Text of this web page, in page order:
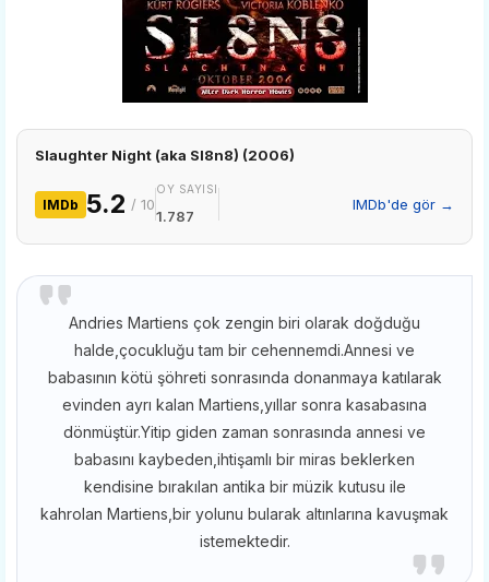
Slaughter Night (aka Sl8n8) (2006)
IMDb 5.2 / 10
OY SAYISI
1.787
IMDb'de gör →
Andries Martiens çok zengin biri olarak doğduğu
halde,çocukluğu tam bir cehennemdi.Annesi ve
babasının kötü şöhreti sonrasında donanmaya katılarak
evinden ayrı kalan Martiens,yıllar sonra kasabasına
dönmüştür.Yitip giden zaman sonrasında annesi ve
babasını kaybeden,ihtişamlı bir miras beklerken
kendisine bırakılan antika bir müzik kutusu ile
kahrolan Martiens,bir yolunu bularak altınlarına kavuşmak
istemektedir.